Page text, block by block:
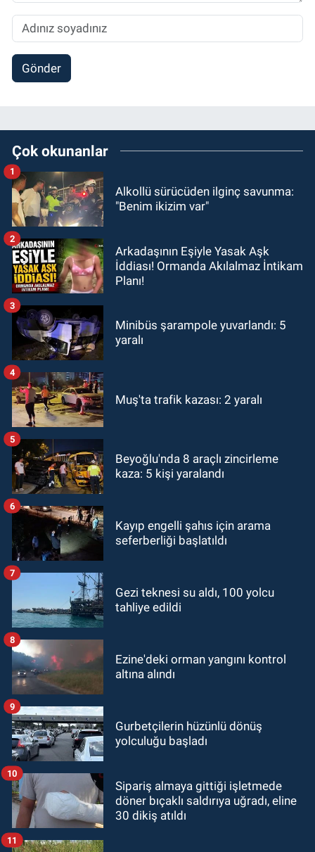
Gönder
Çok okunanlar
Alkollü sürücüden ilginç savunma:
"Benim ikizim var"
1
Arkadaşının Eşiyle Yasak Aşk
İddiası! Ormanda Akılalmaz İntikam
Planı!
2
Minibüs şarampole yuvarlandı: 5
yaralı
3
Muş'ta trafik kazası: 2 yaralı
4
Beyoğlu'nda 8 araçlı zincirleme
kaza: 5 kişi yaralandı
5
Kayıp engelli şahıs için arama
seferberliği başlatıldı
6
Gezi teknesi su aldı, 100 yolcu
tahliye edildi
7
Ezine'deki orman yangını kontrol
altına alındı
8
Gurbetçilerin hüzünlü dönüş
yolculuğu başladı
9
Sipariş almaya gittiği işletmede
döner bıçaklı saldırıya uğradı, eline
30 dikiş atıldı
10
11